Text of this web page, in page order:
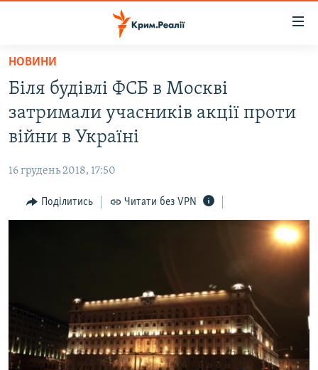
Перейти
основного
матеріалу
Перейти
до
основної
навігації
Перейти
до
НОВИНИ
ВОДА.КРИМ
ВІДЕО ТА ФОТО
БЛОГИ
ПОГЛЯД
ДЕПОРТАЦІЯ
ВІДЕОУРОКИ «ELIFBE»
СВІДЧЕННЯ ОКУПАЦІЇ
ЯК ОБІЙТИ БЛОКУВАННЯ
Русский
НОВИНИ
Біля будівлі ФСБ в Москві
затримали учасників акції проти
війни в Україні
16 грудень 2018, 17:50
Поділитись Читати без VPN